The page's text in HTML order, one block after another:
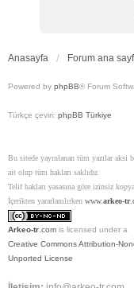
Anasayfa Forum ana
Powered by phpBB® Forum
Türkçe çeviri: phpBB Türkiye
Bu sitede yayınlanan tüm yazılar aksi
ait olup tüm hakları saklıdır.
Telif hakları yasasına göre izinsiz
İçerikten yararlanılırken www.arkeo-tr
Arkeo-tr .com is licensed under a
Creative Commons Attribution-
Unported License